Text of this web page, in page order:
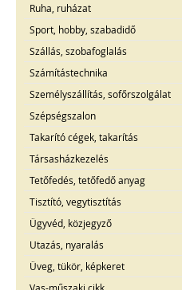
Ruha, ruházat
Sport, hobby, szabadidő
Szállás, szobafoglalás
Számítástechnika
Személyszállítás, sofőrszolgálat
Szépségszalon
Takarító cégek, takarítás
Társasházkezelés
Tetőfedés, tetőfedő anyag
Tisztító, vegytisztítás
Ügyvéd, közjegyző
Utazás, nyaralás
Üveg, tükör, képkeret
Vas-műszaki cikk